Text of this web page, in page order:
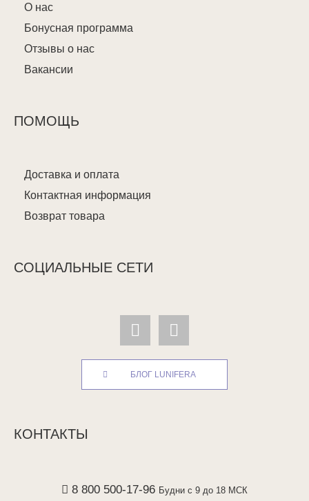
О нас
Бонусная программа
Отзывы о нас
Вакансии
ПОМОЩЬ
Доставка и оплата
Контактная информация
Возврат товара
СОЦИАЛЬНЫЕ СЕТИ
БЛОГ LUNIFERA
КОНТАКТЫ
8 800 500-17-96 Будни с 9 до 18 МСК